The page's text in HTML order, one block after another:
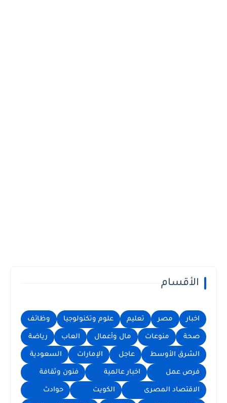
الأقسام
اخبار مصر تعليم علوم وتكنولوجيا وظائف
صحة منوعات مال وأعمال العاب رياضة
الشرق الأوسط عاجل الإمارات السعودية
فرص عمل اخبار عالمية فنون وثقافة
الاقتصاد المصرى الكويت حوادث